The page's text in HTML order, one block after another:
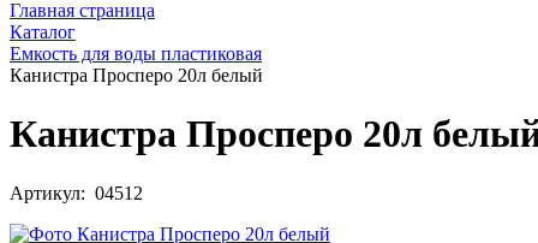
Главная страница
Каталог
Емкость для воды пластиковая
Канистра Просперо 20л белый
Канистра Просперо 20л
Артикул: 04512